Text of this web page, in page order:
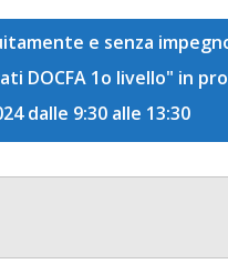
e senza
DOCFA 1o livello" in
dalle 9:30 alle 13:30